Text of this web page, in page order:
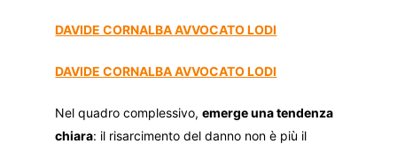
DAVIDE CORNALBA AVVOCATO LODI
DAVIDE CORNALBA AVVOCATO LODI
Nel quadro complessivo,emerge una tendenza
chiara: il risarcimento del danno non è più il